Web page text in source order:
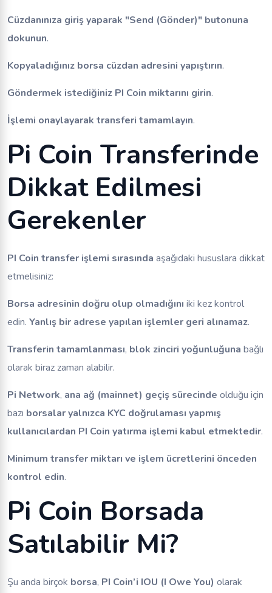
Cüzdanınıza giriş yaparak "Send (Gönder)" butonuna
dokunun.
Kopyaladığınız borsa cüzdan adresini yapıştırın.
Göndermek istediğiniz PI Coin miktarını girin.
İşlemi onaylayarak transferi tamamlayın.
Pi Coin Transferinde
Dikkat Edilmesi
Gerekenler
PI Coin transfer işlemi sırasında aşağıdaki hususlara dikkat
etmelisiniz:
Borsa adresinin doğru olup olmadığını iki kez kontrol
edin. Yanlış bir adrese yapılan işlemler geri alınamaz.
Transferin tamamlanması, blok zinciri yoğunluğuna bağlı
olarak biraz zaman alabilir.
Pi Network, ana ağ (mainnet) geçiş sürecinde olduğu için
bazı borsalar yalnızca KYC doğrulaması yapmış
kullanıcılardan PI Coin yatırma işlemi kabul etmektedir.
Minimum transfer miktarı ve işlem ücretlerini önceden
kontrol edin.
Pi Coin Borsada
Satılabilir Mi?
Şu anda birçok borsa, PI Coin’i IOU (I Owe You) olarak